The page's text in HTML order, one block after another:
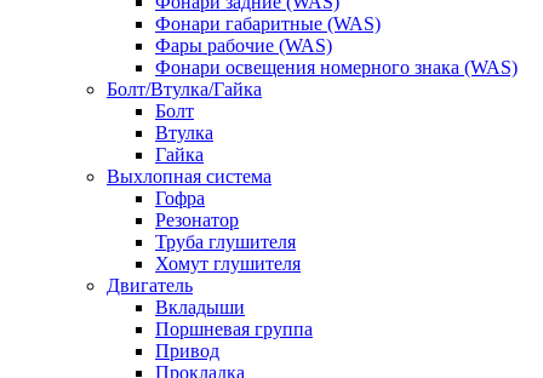
Фонари габаритные (WAS)
Фары рабочие (WAS)
Фонари освещения номерного знака (WAS)
Болт/Втулка/Гайка
Болт
Втулка
Гайка
Выхлопная система
Гофра
Резонатор
Труба глушителя
Хомут глушителя
Двигатель
Вкладыши
Поршневая группа
Привод
Прокладка